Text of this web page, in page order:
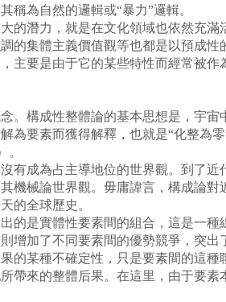
為自然的邏輯或“暴力”邏輯。
潛力，就是在文化領域也依然充滿
的集體主義價值觀等也都是以預成性
主要是由于它的某些特性而經常被作
構成性整體論的基本思想是，宇宙
為要素而獲得解釋，也就是“化整為零
。
成為占主導地位的世界觀。到了近
機械論世界觀。毋庸諱言，構成論對
的全球歷史。
是實體性要素間的組合，這是一種
增加了不同要素間的優勢競爭，突出
的某種不確定性，只是要素間的這種
帶來的整體后果。在這里，由于要素